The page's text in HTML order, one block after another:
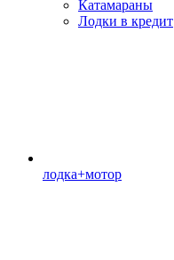
Катамараны
Лодки в кредит
лодка+мотор